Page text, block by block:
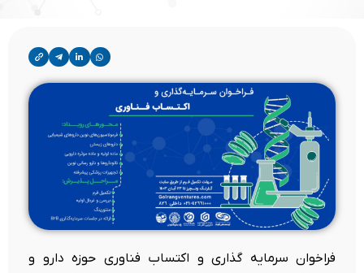
فراخوان سرمایه گذاری و اکتساب فناوری حوزه دارو و